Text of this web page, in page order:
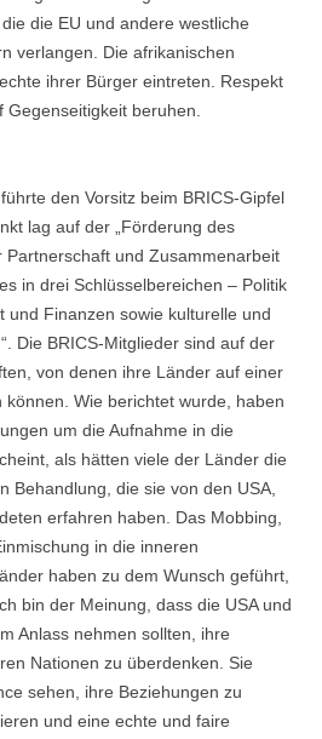
die EU und andere westliche
verlangen. Die afrikanischen
ihrer Bürger eintreten. Respekt
beruhen.
den Vorsitz beim BRICS-Gipfel
lag auf der „Förderung des
und Zusammenarbeit
in drei Schlüsselbereichen – Politik
und Finanzen sowie kulturelle und
Die BRICS-Mitglieder sind auf der
von denen ihre Länder auf einer
können. Wie berichtet wurde, haben
um die Aufnahme in die
als hätten viele der Länder die
Behandlung, die sie von den USA,
erfahren haben. Das Mobbing,
in die inneren
haben zu dem Wunsch geführt,
bin der Meinung, dass die USA und
Anlass nehmen sollten, ihre
Nationen zu überdenken. Sie
sehen, ihre Beziehungen zu
und eine echte und faire